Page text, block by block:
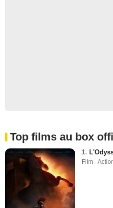
Top films au box
1.
Film -